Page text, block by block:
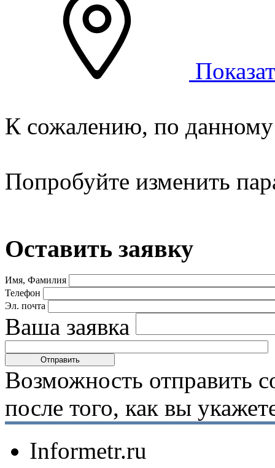
К сожалению, по данному
Попробуйте изменить
Оставить заявку
Имя, Фамилия
Телефон
Эл. почта
Ваша заявка
Возможность отправить
после того, как вы
Informetr.ru